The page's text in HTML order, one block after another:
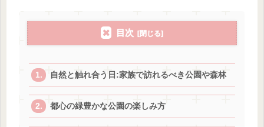
目次
自然と触れ合う日:家族で訪れるべき公園や森林
都心の緑豊かな公園の楽しみ方